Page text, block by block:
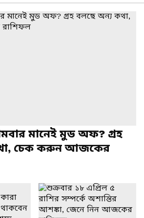
মানেই মুড অফ? গ্রহ
চেক করুন আজকের